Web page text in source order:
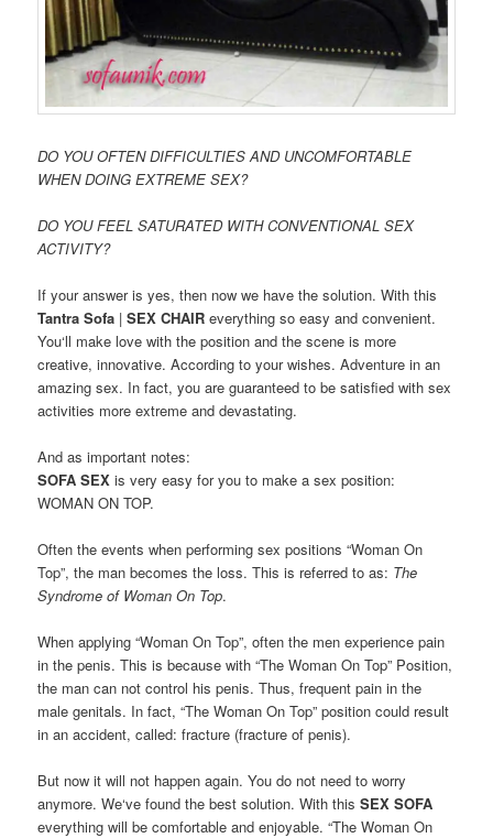
DO YOU OFTEN DIFFICULTIES AND UNCOMFORTABLE
WHEN DOING EXTREME SEX?
DO YOU FEEL SATURATEDWITH CONVENTIONAL SEX
ACTIVITY?
If your answer is yes,then now we have the solution.With this
TantraSofa |SEX CHAIR everything so easy and convenient.
You‘ll make love with the position and the scene is more
creative,innovative. According to your wishes.Adventure in an
amazing sex. In fact,you are guaranteed to be satisfied with sex
activities more extreme and devastating.
And as important notes:
SOFA SEX is very easy for you to make a sex position:
WOMAN ON TOP.
Often the events when performing sex positions “Woman On
Top”, the man becomes the loss.This is referred to as: The
Syndrome of Woman On Top.
When applying “Woman On Top”, often the men experience pain
in the penis.This is because with “The Woman On Top” Position,
the man can not control his penis.Thus, frequent pain in the
male genitals. In fact, “The Woman On Top” position could result
in an accident,called: fracture (fracture of penis).
But now it will not happen again. You do not need to worry
anymore.We‘vefound the best solution.With this SEX SOFA
everything will be comfortable and enjoyable. “The Woman On